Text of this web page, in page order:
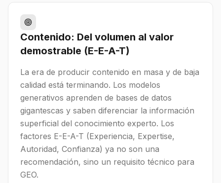
Contenido: Del volumen al valor
demostrable (E-E-A-T)
La era de producir contenido en masa y de baja
calidad está terminando. Los modelos
generativos aprenden de bases de datos
gigantescas y saben diferenciar la información
superficial del conocimiento experto. Los
factores E-E-A-T (Experiencia, Expertise,
Autoridad, Confianza) ya no son una
recomendación, sino un requisito técnico para
GEO.